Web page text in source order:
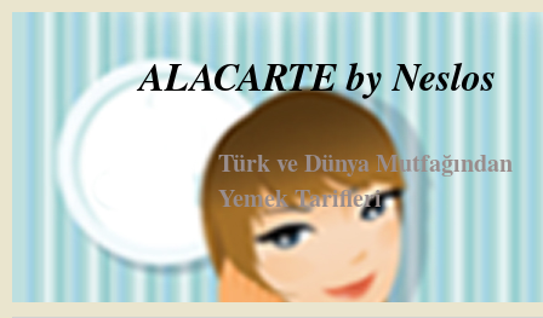
ALACARTE by Neslos
Türk ve Dünya Mutfağından
Yemek Tarifleri